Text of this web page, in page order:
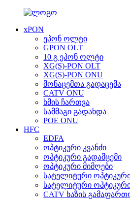
xPON
ეპონ ოლტი
GPON OLT
10 გ ეპონ ოლტი
XG(S)-PON OLT
XG(S)-PON ONU
მონაცემთა გადაცემა
CATV ONU
ხმის ჩართვა
სამმაგი გადახდა
POE ONU
HFC
EDFA
ოპტიკური კვანძი
ოპტიკური გადამცემი
ოპტიკური მიმღები
სატელიტური
სატელიტური ოპტიკური
CATV ხაზის